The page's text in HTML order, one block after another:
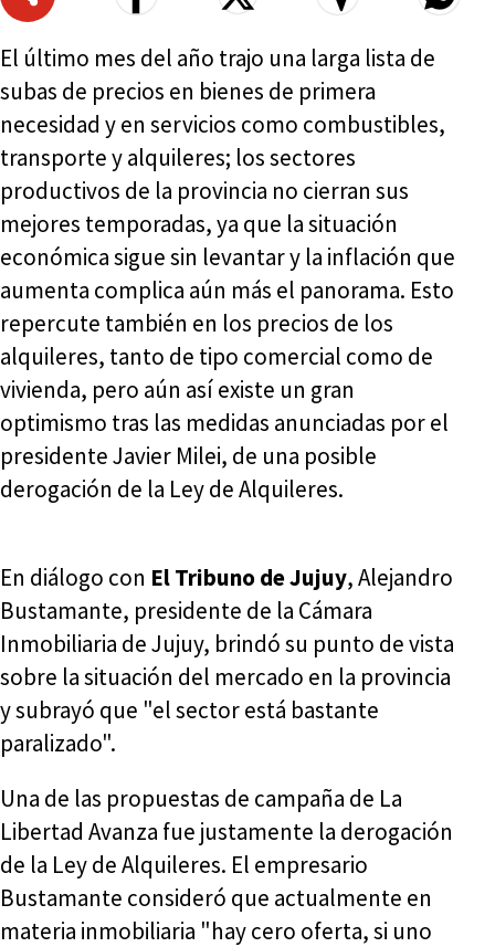
El último mes del año trajo una larga lista de
subas de precios en bienes de primera
necesidad y en servicios como combustibles,
transporte y alquileres; los sectores
productivos de la provincia no cierran sus
mejores temporadas, ya que la situación
económica sigue sin levantar y la inflación que
aumenta complica aún más el panorama. Esto
repercute también en los precios de los
alquileres, tanto de tipo comercial como de
vivienda, pero aún así existe un gran
optimismo tras las medidas anunciadas por el
presidente Javier Milei, de una posible
derogación de la Ley de Alquileres.
En diálogo con El Tribuno de Jujuy, Alejandro
Bustamante, presidente de la Cámara
Inmobiliaria de Jujuy, brindó su punto de vista
sobre la situación del mercado en la provincia
y subrayó que "el sector está bastante
paralizado".
Una de las propuestas de campaña de La
Libertad Avanza fue justamente la derogación
de la Ley de Alquileres. El empresario
Bustamante consideró que actualmente en
materia inmobiliaria "hay cero oferta, si uno